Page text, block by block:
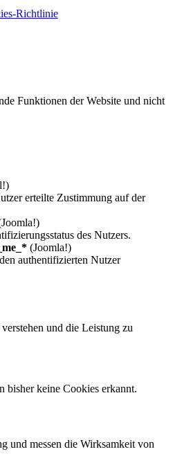
Richtlinie
Funktionen der Website und nicht
erteilte Zustimmung auf der
des Nutzers.
(Joomla!)
authentifizierten Nutzer
und die Leistung zu
bisher keine Cookies erkannt.
und messen die Wirksamkeit von